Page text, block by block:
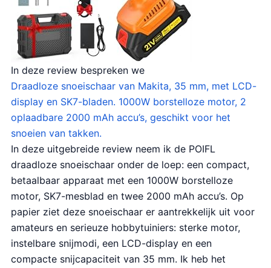
In deze review bespreken we
Draadloze snoeischaar van Makita, 35 mm, met LCD-
display en SK7-bladen. 1000W borstelloze motor, 2
oplaadbare 2000 mAh accu’s, geschikt voor het
snoeien van takken.
In deze uitgebreide review neem ik de POIFL
draadloze snoeischaar onder de loep: een compact,
betaalbaar apparaat met een 1000W borstelloze
motor, SK7-mesblad en twee 2000 mAh accu’s. Op
papier ziet deze snoeischaar er aantrekkelijk uit voor
amateurs en serieuze hobbytuiniers: sterke motor,
instelbare snijmodi, een LCD-display en een
compacte snijcapaciteit van 35 mm. Ik heb het